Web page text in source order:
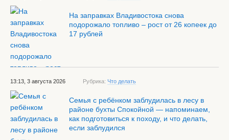
На заправках Владивостока снова
подорожало топливо – рост от 26 копеек до
17 рублей
13:13, 3 августа 2026 Рубрика: Что делать
Семья с ребёнком заблудилась в лесу в
районе бухты Спокойной — напоминаем,
как подготовиться к походу, и что делать,
если заблудился